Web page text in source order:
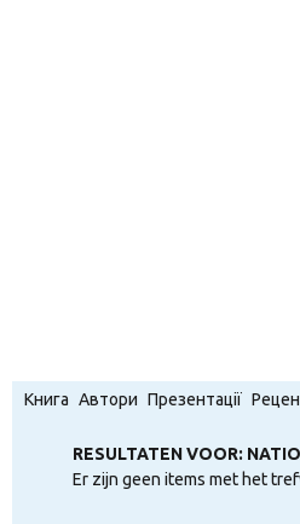
Книга Автори Презентації
RESULTATEN VOOR:
Er zijn geen items met het